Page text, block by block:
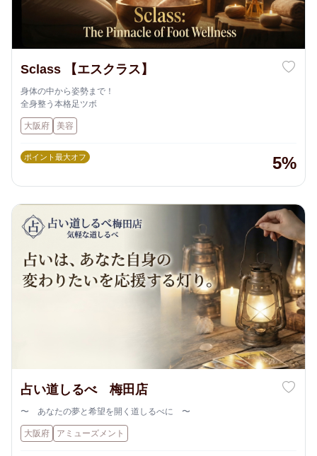
Sclass 【エスクラス】
身体の中から姿勢まで！
全身整う本格足ツボ
大阪府 美容
ポイント最大オフ 5%
占い道しるべ 梅田店
〜 あなたの夢と希望を開く道しるべに 〜
大阪府 アミューズメント